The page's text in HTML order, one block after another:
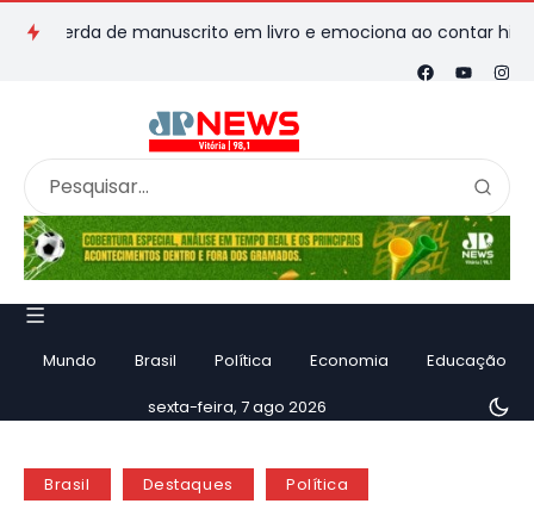
de manuscrito em livro e emociona ao contar história
Mundo Brasil Política Economia Educação
sexta-feira, 7 ago 2026
Brasil Destaques Política